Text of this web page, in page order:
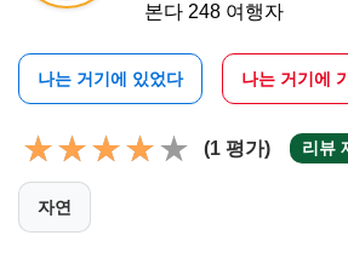
본다 248 여행자
나는 거기에 있었다 나는 거기에
(1 평가) 리뷰
자연